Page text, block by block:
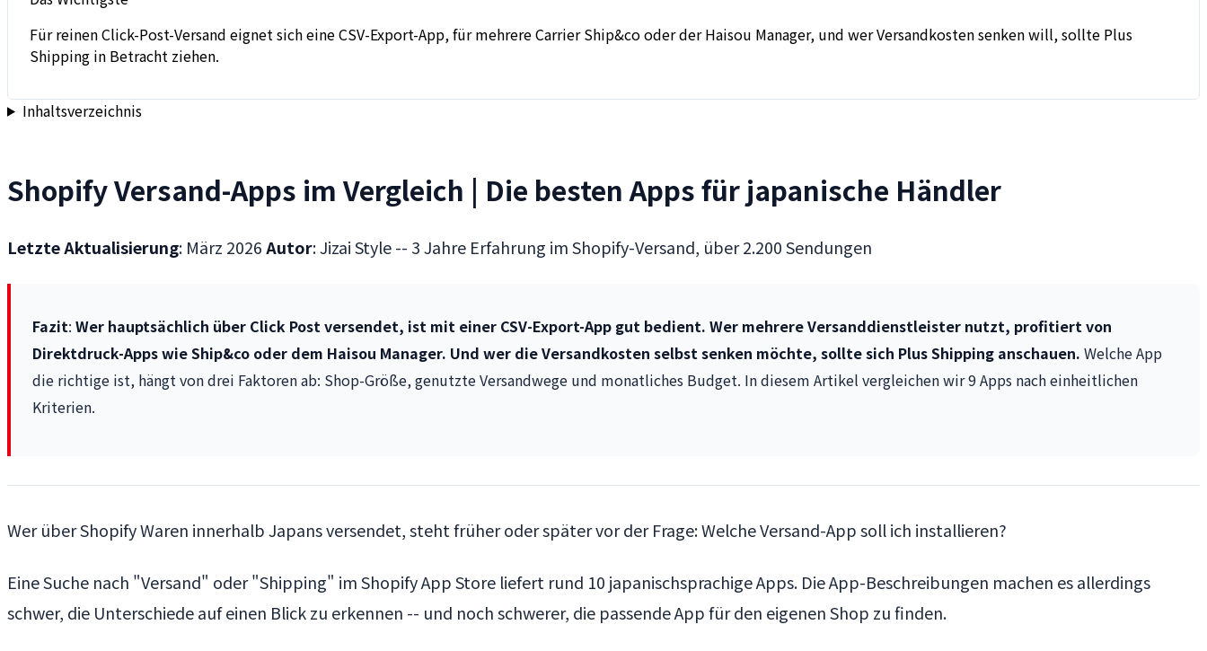
Für reinen Click-Post-Versand eignet sich eine CSV-Export-App, für mehrere Carrier Ship&co oder der Haisou Manager, und wer Versandkosten senken will, sollte Plus
Shipping in Betracht ziehen.
Inhaltsverzeichnis
Shopify Versand-Apps im Vergleich | Die besten Apps für japanische Händler
Letzte Aktualisierung: März 2026Autor: Jizai Style -- 3 Jahre Erfahrung im Shopify-Versand, über 2.200 Sendungen
Fazit: Wer hauptsächlich über Click Post versendet, ist mit einer CSV-Export-App gut bedient. Wer mehrere Versanddienstleister nutzt, profitiert von
Direktdruck-Apps wie Ship&co oder dem Haisou Manager. Und wer die Versandkosten selbst senken möchte, sollte sich Plus Shipping anschauen. Welche App
die richtige ist, hängt von drei Faktoren ab: Shop-Größe, genutzte Versandwege und monatliches Budget. In diesem Artikel vergleichen wir 9 Apps nach einheitlichen
Kriterien.
Wer über Shopify Waren innerhalb Japans versendet, steht früher oder später vor der Frage: Welche Versand-App soll ich installieren?
Eine Suche nach "Versand" oder "Shipping" im Shopify App Store liefert rund 10 japanischsprachige Apps. Die App-Beschreibungen machen es allerdings
schwer, die Unterschiede auf einen Blick zu erkennen -- und noch schwerer, die passende App für den eigenen Shop zu finden.